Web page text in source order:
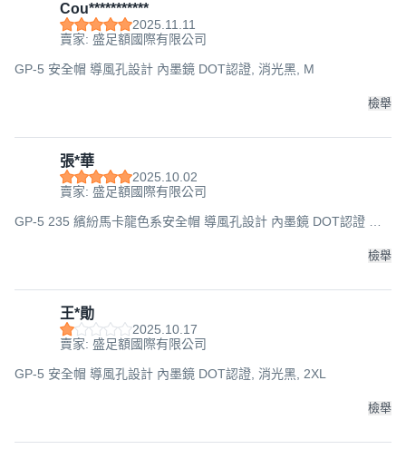
Cou***********
2025.11.11
賣家: 盛足額國際有限公司
GP-5 安全帽 導風孔設計 內墨鏡 DOT認證, 消光黑, M
檢舉
張*華
2025.10.02
賣家: 盛足額國際有限公司
GP-5 235 繽紛馬卡龍色系安全帽 導風孔設計 內墨鏡 DOT認證 雙
檢舉
王*勛
2025.10.17
賣家: 盛足額國際有限公司
GP-5 安全帽 導風孔設計 內墨鏡 DOT認證, 消光黑, 2XL
檢舉